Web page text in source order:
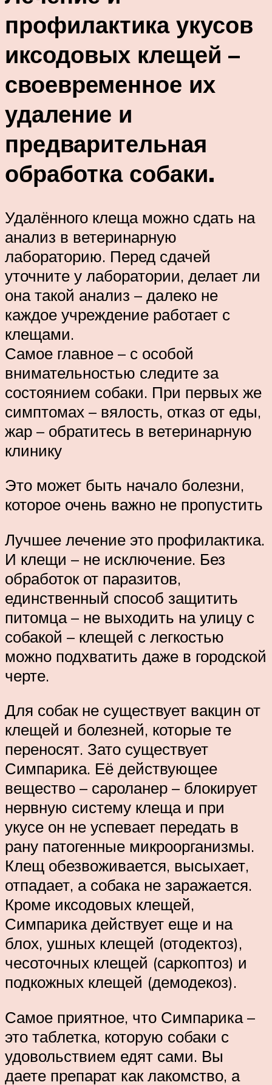
профилактика укусов
иксодовых клещей –
своевременное их
удаление и
предварительная
обработка собаки.
Удалённого клеща можно сдать на
анализ в ветеринарную
лабораторию. Перед сдачей
уточните у лаборатории, делает ли
она такой анализ – далеко не
каждое учреждение работает с
клещами.
Самое главное – с особой
внимательностью следите за
состоянием собаки. При первых же
симптомах – вялость, отказ от еды,
жар – обратитесь в ветеринарную
клинику
Это может быть начало болезни,
которое очень важно не пропустить
Лучшее лечение это профилактика.
И клещи – не исключение. Без
обработок от паразитов,
единственный способ защитить
питомца – не выходить на улицу с
собакой – клещей с легкостью
можно подхватить даже в городской
черте.
Для собак не существует вакцин от
клещей и болезней, которые те
переносят. Зато существует
Симпарика. Её действующее
вещество – сароланер – блокирует
нервную систему клеща и при
укусе он не успевает передать в
рану патогенные микроорганизмы.
Клещ обезвоживается, высыхает,
отпадает, а собака не заражается.
Кроме иксодовых клещей,
Симпарика действует еще и на
блох, ушных клещей (отодектоз),
чесоточных клещей (саркоптоз) и
подкожных клещей (демодекоз).
Самое приятное, что Симпарика –
это таблетка, которую собаки с
удовольствием едят сами. Вы
даете препарат как лакомство, а